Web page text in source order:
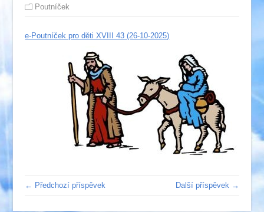
Poutníček
e-Poutníček pro děti XVIII 43 (26-10-2025)
← Předchozí příspěvek Další příspěvek →